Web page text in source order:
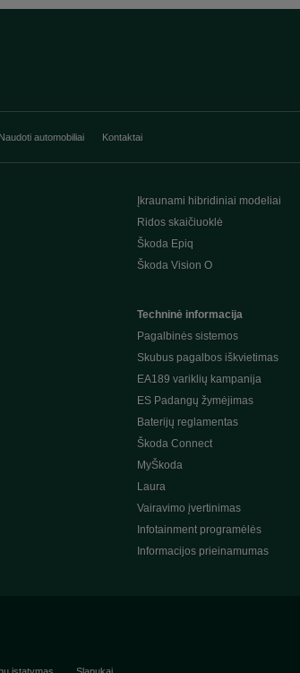
Naudoti automobiliai Kontaktai
Įkraunami hibridiniai modeliai
Ridos skaičiuoklė
Škoda Epiq
Škoda Vision O
Techninė informacija
Pagalbinės sistemos
Skubus pagalbos iškvietimas
EA189 variklių kampanija
ES Padangų žymėjimas
Baterijų reglamentas
Škoda Connect
MyŠkoda
Laura
Vairavimo įvertinimas
Infotainment programėlės
Informacijos prieinamumas